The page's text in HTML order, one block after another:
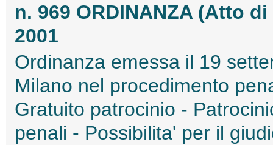
n. 969 ORDINANZA (Atto
2001
Ordinanza emessa il 19
Milano nel procedimento
Gratuito patrocinio -
penali - Possibilita' per il